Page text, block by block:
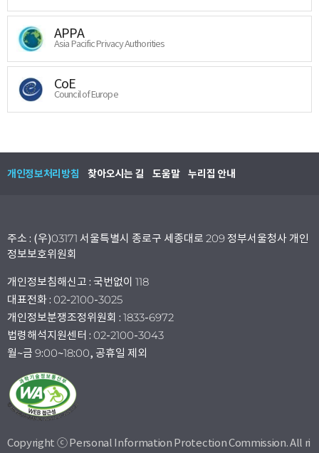
APPA
Asia Pacific Privacy Authorities
CoE
Council of Europe
개인정보처리방침 찾아오시는 길 도움말 누리집 안내
주소 : (우)03171 서울특별시 종로구 세종대로 209 정부서울청사 개인
정보보호위원회
개인정보침해신고 : 국번없이 118
대표전화 : 02-2100-3025
개인정보분쟁조정위원회 : 1833-6972
법령해석지원센터 : 02-2100-3043
월~금 9:00~18:00, 공휴일 제외
Copyright ⓒ Personal Information Protection Commission. All ri